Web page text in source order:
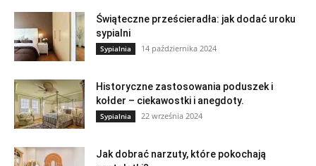
Świąteczne prześcieradła: jak dodać uroku
sypialni
Sypialnia 14 października 2024
Historyczne zastosowania poduszek i
kołder – ciekawostki i anegdoty.
Sypialnia 22 września 2024
Jak dobrać narzuty, które pokochają